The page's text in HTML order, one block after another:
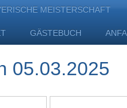
MEISTERSCHAFT
GÄSTEBUCH
05.03.2025